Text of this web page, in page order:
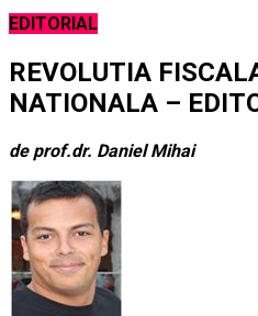
EDITORIAL
REVOLUTIA
NATIONALA –
de prof.dr. Daniel Mihai